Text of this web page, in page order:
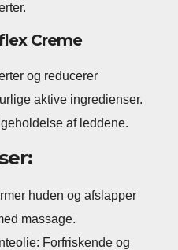
Creme
og reducerer
aktive ingredienser.
af leddene.
huden og afslapper
massage.
Forfriskende og